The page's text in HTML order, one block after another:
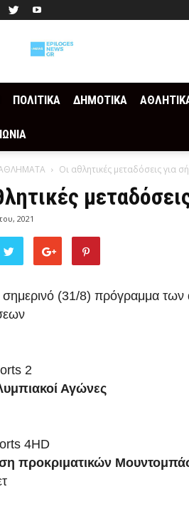
ΠΟΛΙΤΙΚΑ ΔΗΜΟΤΙΚΑ
Οι αθλητικές μεταδόσεις για
2021
σημερινό (31/8) πρόγραμμα των
2
Αγώνες
4HD
προκριματικών